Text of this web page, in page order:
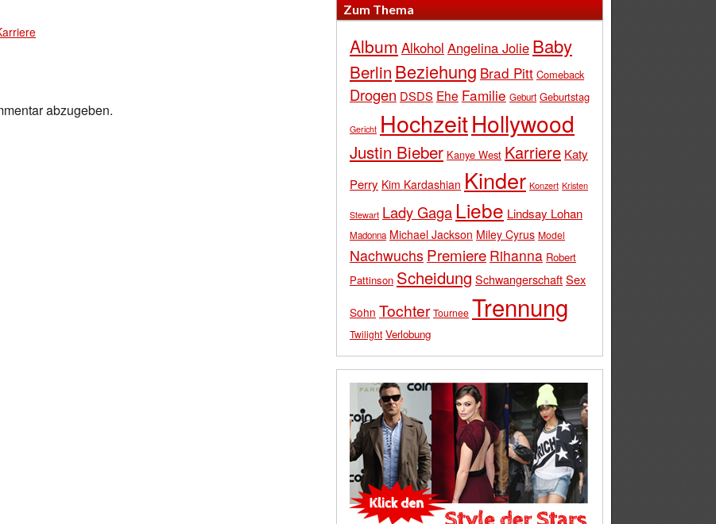
abzugeben.
Zum Thema
Album Alkohol Angelina Jolie Baby
Berlin Beziehung Brad Pitt Comeback
Drogen DSDS Ehe Familie Geburt Geburtstag
Gericht HochzeitHollywood
Justin Bieber Kanye West Karriere Katy
Perry Kim Kardashian Kinder Konzert Kristen
Stewart Lady Gaga Liebe Lindsay Lohan
Madonna Michael Jackson Miley Cyrus Model
Nachwuchs Premiere Rihanna Robert
Pattinson Scheidung SchwangerschaftSex
Sohn Tochter Tournee Trennung
Twilight Verlobung